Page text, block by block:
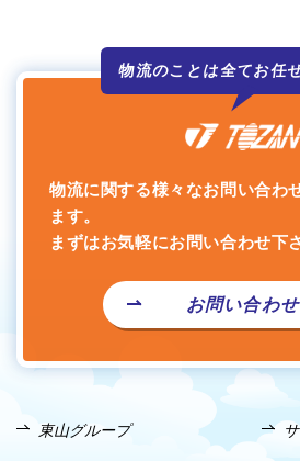
物流のことは全てお任
物流に関する様々なお問い合わ
ます。
まずはお気軽にお問い合わせ下
お問い合わせ
東山グループ